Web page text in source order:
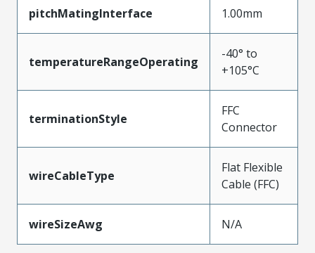
pitchMatingInterface 1.00mm
temperatureRangeOperating
-40° to
+105°C
terminationStyle
FFC
Connector
wireCableType
Flat Flexible
Cable (FFC)
wireSizeAwg N/A